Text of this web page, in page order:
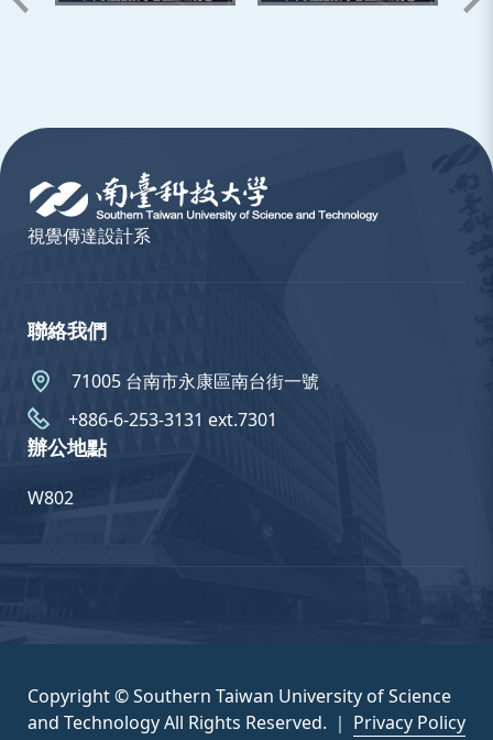
視覺傳達設計系
聯絡我們
71005 台南市永康區南台街一號
+886-6-253-3131 ext.7301
辦公地點
W802
Copyright © Southern Taiwan University of Science
and Technology All Rights Reserved. ｜ Privacy Policy